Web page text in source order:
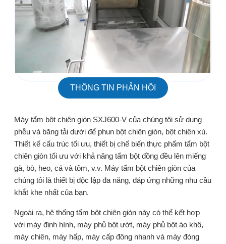
THÔNG TIN PHẢN HỒI
Máy tẩm bột chiên giòn SXJ600-V của chúng tôi sử dụng
phễu và băng tải dưới để phun bột chiên giòn, bột chiên xù.
Thiết kế cấu trúc tối ưu, thiết bị chế biến thực phẩm tẩm bột
chiên giòn tối ưu với khả năng tẩm bột đồng đều lên miếng
gà, bò, heo, cá và tôm, v.v. Máy tẩm bột chiên giòn của
chúng tôi là thiết bị độc lập đa năng, đáp ứng những nhu cầu
khắt khe nhất của bạn.
Ngoài ra, hệ thống tẩm bột chiên giòn này có thể kết hợp
với máy định hình, máy phủ bột ướt, máy phủ bột áo khô,
máy chiên, máy hấp, máy cấp đông nhanh và máy đóng